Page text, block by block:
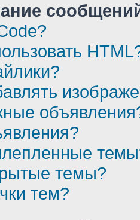
темы?
тем?